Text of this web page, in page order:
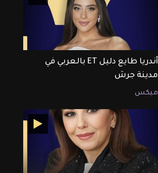
أندريا طايع دليل ET بالعربي في
مدينة جرش
ميكس